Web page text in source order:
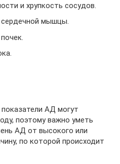
и хрупкость сосудов.
сердечной мышцы.
АД могут
поэтому важно уметь
АД от высокого или
по которой происходит